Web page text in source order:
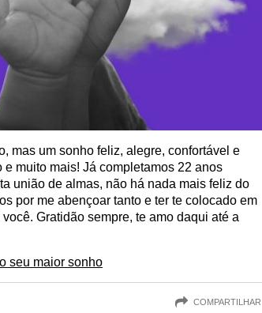
mas um sonho feliz, alegre, confortável e
muito mais! Já completamos 22 anos
união de almas, não há nada mais feliz do
por me abençoar tanto e ter te colocado em
Gratidão sempre, te amo daqui até a
seu maior sonho
COMPARTILHAR